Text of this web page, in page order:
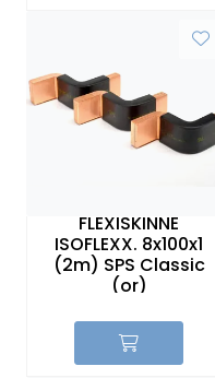
FLEXISKINNE
ISOFLEXX. 8x100x1
(2m) SPS Classic
(or)